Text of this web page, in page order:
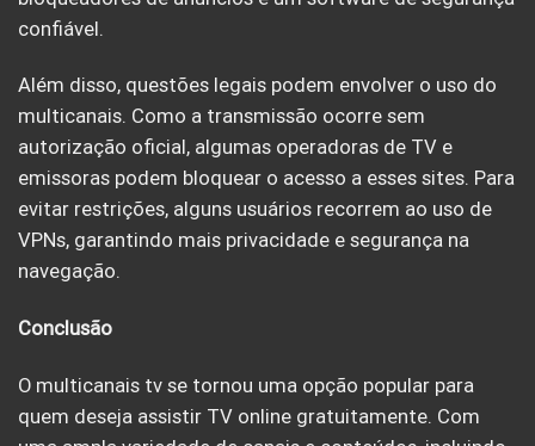
confiável.
Além disso, questões legais podem envolver o uso do
multicanais. Como a transmissão ocorre sem
autorização oficial, algumas operadoras de TV e
emissoras podem bloquear o acesso a esses sites. Para
evitar restrições, alguns usuários recorrem ao uso de
VPNs, garantindo mais privacidade e segurança na
navegação.
Conclusão
O multicanais tv se tornou uma opção popular para
quem deseja assistir TV online gratuitamente. Com